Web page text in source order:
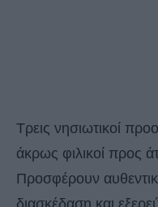
Τρεις νησιωτικοί
άκρως φιλικοί προς
Προσφέρουν